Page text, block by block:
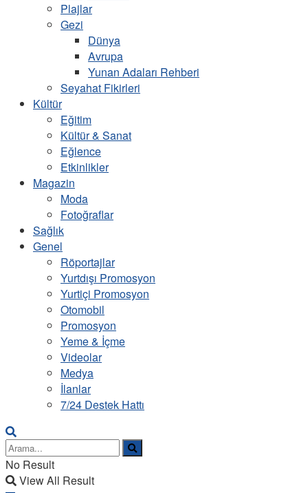
Plajlar
Gezi
Dünya
Avrupa
Yunan Adaları Rehberi
Seyahat Fikirleri
Kültür
Eğitim
Kültür & Sanat
Eğlence
Etkinlikler
Magazin
Moda
Fotoğraflar
Sağlık
Genel
Röportajlar
Yurtdışı Promosyon
Yurtiçi Promosyon
Otomobil
Promosyon
Yeme & İçme
Videolar
Medya
İlanlar
7/24 Destek Hattı
No Result
View All Result